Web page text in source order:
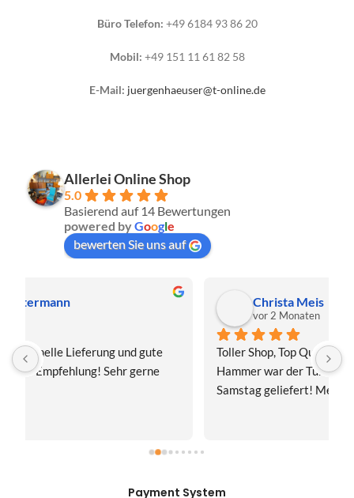
Büro Telefon: +49 6184 93 86 20
Mobil: +49 151 11 61 82 58
E-Mail: juergenhaeuser@t-online.de
Allerlei Online Shop
5.0
Basierend auf 14 Bewertungen
powered byGoogle
bewerten Sie uns auf
Toller Shop, Top Qualität. Aber der absolute
Hammer war der Turboversand!!! Freitag bestellt,
Samstag geliefert! Mega, nur zu empfehlen👍
Payment System